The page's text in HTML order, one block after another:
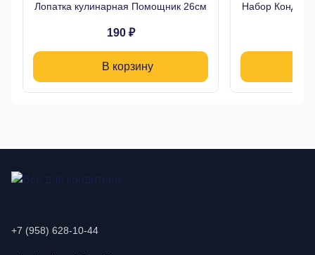
Лопатка кулинарная Помощник 26см
190 ₽
В корзину
Набор
+7 (958) 628-10-44